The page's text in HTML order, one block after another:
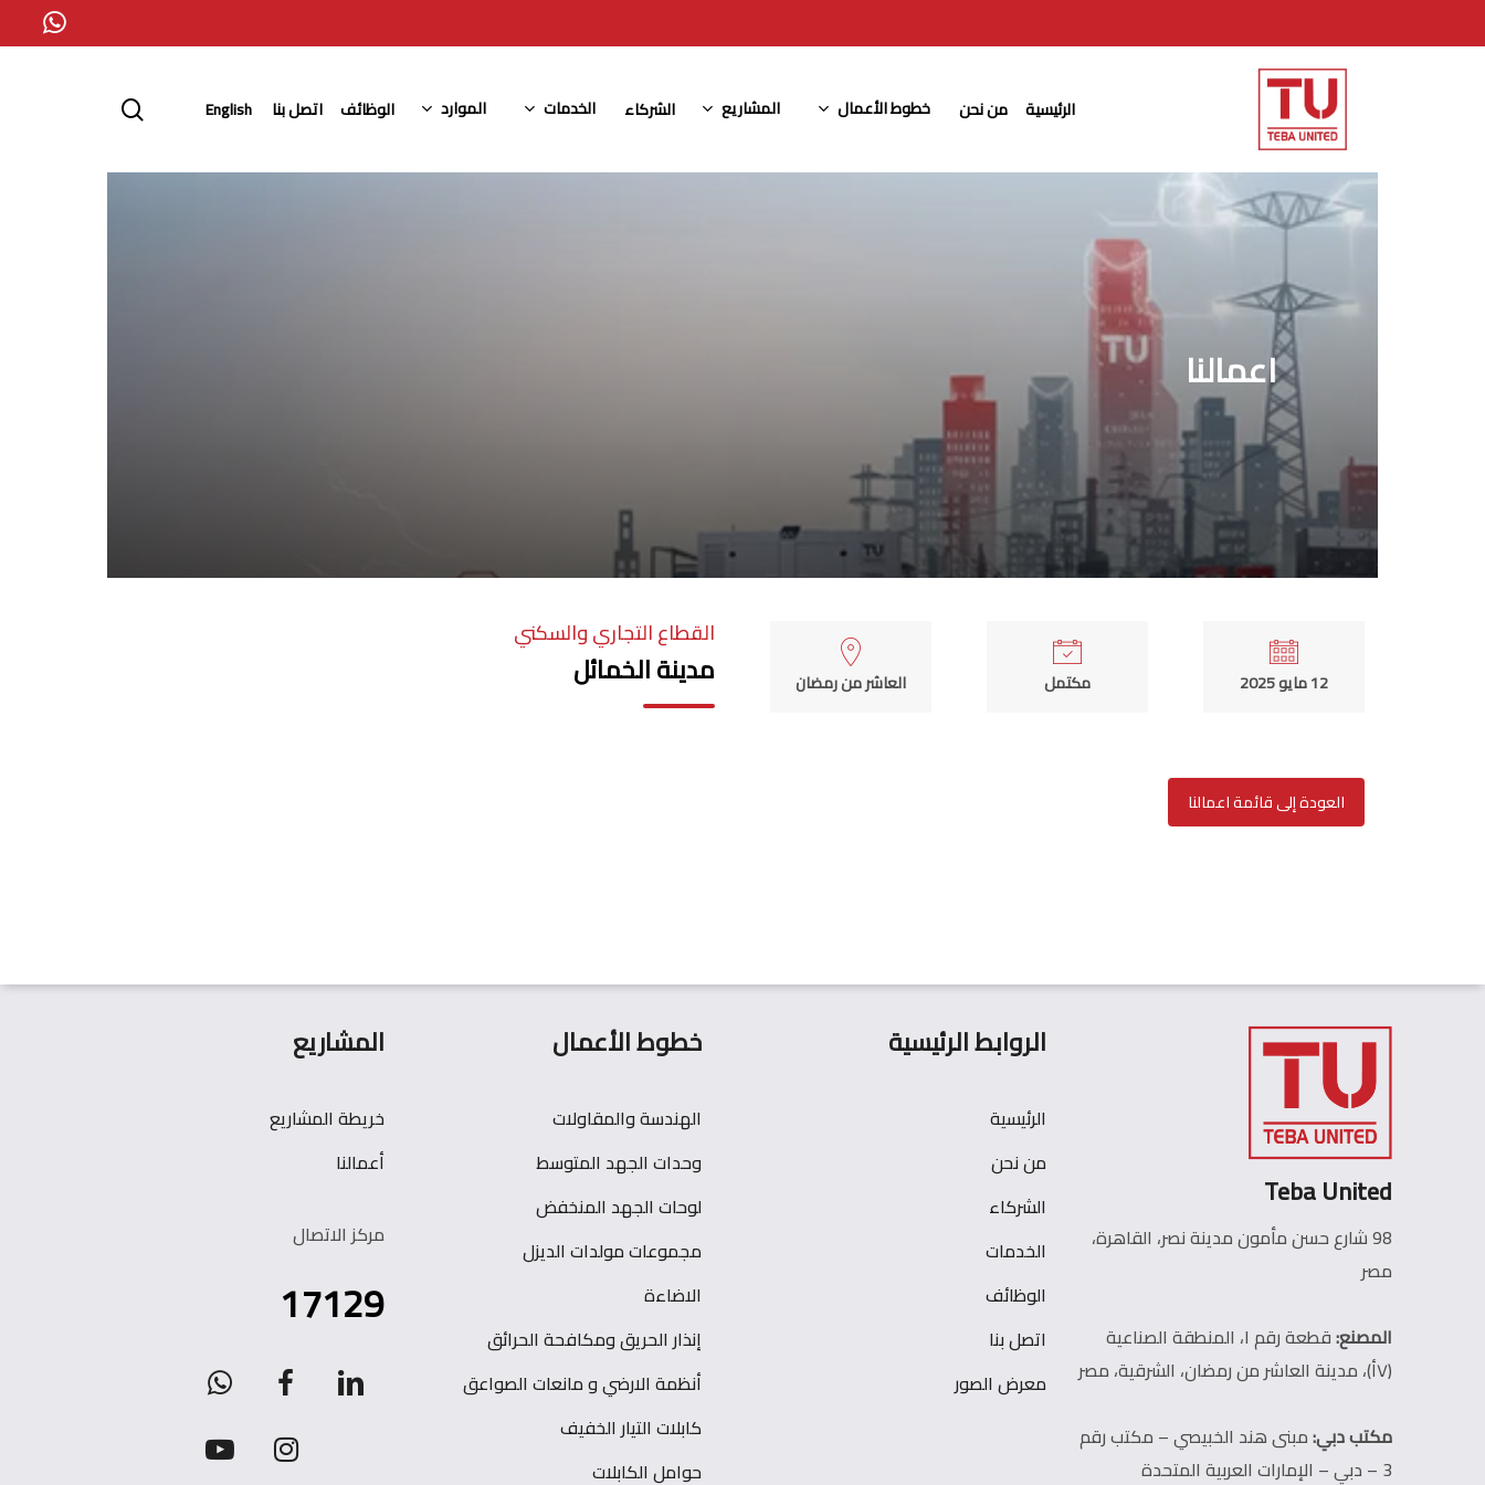
to
whatsapp
الرئيسية من نحن خطوط الأعمال المشاريع الشركاء الخدمات الموارد الوظائف اتصل بنا English
search
اعمالنا
12 مايو 2025 مكتمل العاشر من رمضان
القطاع التجاري والسكني
مدينة الخمائل
العودة إلى قائمة اعمالنا
Teba United
98 شارع حسن مأمون مدينة نصر، القاهرة،
مصر
المصنع:
قطعة رقم ١، المنطقة الصناعية
(٧أ)، مدينة العاشر من رمضان، الشرقية، مصر
مكتب دبي:مبنى هند الخبيصي – مكتب رقم
3 – دبي – الإمارات العربية المتحدة
الروابط الرئيسية
الرئيسية
من نحن
الشركاء
الخدمات
الوظائف
اتصل بنا
معرض الصور
خطوط الأعمال
الهندسة والمقاولات
وحدات الجهد المتوسط
لوحات الجهد المنخفض
مجموعات مولدات الديزل
الاضاءة
إنذار الحريق ومكافحة الحرائق
أنظمة الارضي و مانعات الصواعق
كابلات التيار الخفيف
حوامل الكابلات
المشاريع
خريطة المشاريع
أعمالنا
مركز الاتصال
17129
WhatsAppfacebook
linkedin
youtubeinstagram